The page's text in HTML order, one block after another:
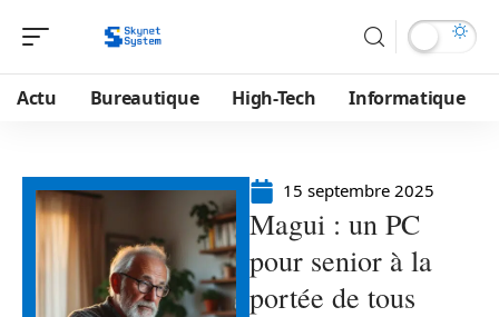
Actu Bureautique High-Tech Informatique
15 septembre 2025
Magui : un PC
pour senior à la
portée de tous